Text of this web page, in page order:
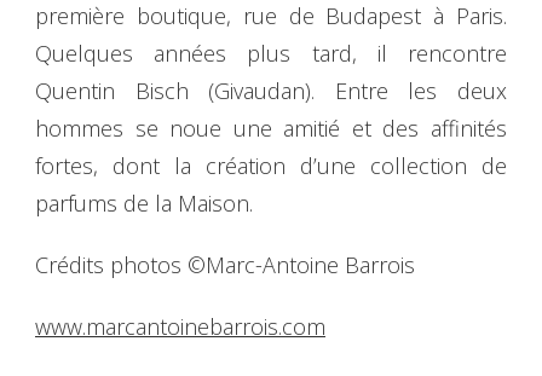
première boutique, rue de Budapest à Paris.
Quelques années plus tard, il rencontre
Quentin Bisch (Givaudan). Entre les deux
hommes se noue une amitié et des affinités
fortes, dont la création d’une collection de
parfums de la Maison.
Crédits photos ©Marc-Antoine Barrois
www.marcantoinebarrois.com